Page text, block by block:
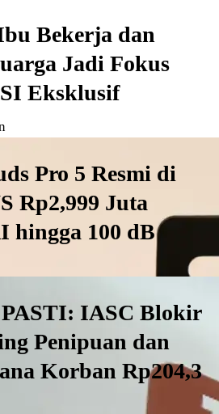
Bekerja dan
Jadi Fokus
Eksklusif
Pro 5 Resmi di
Rp2,999 Juta
hingga 100 dB
PASTI: IASC Blokir
Penipuan dan
Korban Rp204,3